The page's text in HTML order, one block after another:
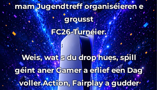
mam Jugendtreff organiséieren e
grousst
FC26-Turnéier.
Weis, wat s du drop hues, spill
géint aner Gamer a erlief een Dag
voller Action, Fairplay a gudder